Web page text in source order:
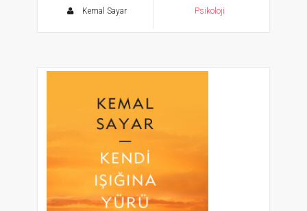
Kemal Sayar Psikoloji